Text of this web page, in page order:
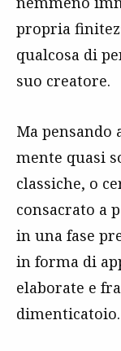
propria
qualcosa di
suo creatore.
Ma pensando
mente quasi
classiche, o
consacrato a
in una fase
in forma di
elaborate e
dimenticatoio.